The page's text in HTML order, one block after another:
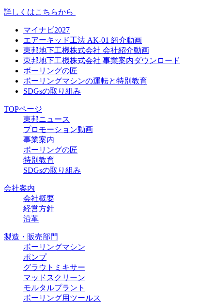
詳しくはこちらから
マイナビ2027
エアーキッド工法 AK-01 紹介動画
東邦地下工機株式会社 会社紹介動画
東邦地下工機株式会社 事業案内ダウンロード
ボーリングの匠
ボーリングマシンの運転と特別教育
SDGsの取り組み
TOPページ
東邦ニュース
プロモーション動画
事業案内
ボーリングの匠
特別教育
SDGsの取り組み
会社案内
会社概要
経営方針
沿革
製造・販売部門
ボーリングマシン
ポンプ
グラウトミキサー
マッドスクリーン
モルタルプラント
ボーリング用ツールス